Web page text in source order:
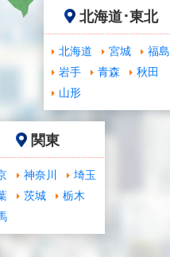
関東
神奈川
埼玉
茨城
栃木
北海道･東北
北海道 宮城
福島
岩手
青森
秋田
山形